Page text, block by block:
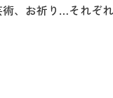
、お祈り…それぞ